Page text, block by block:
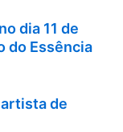
dia 11 de
do Essência
de